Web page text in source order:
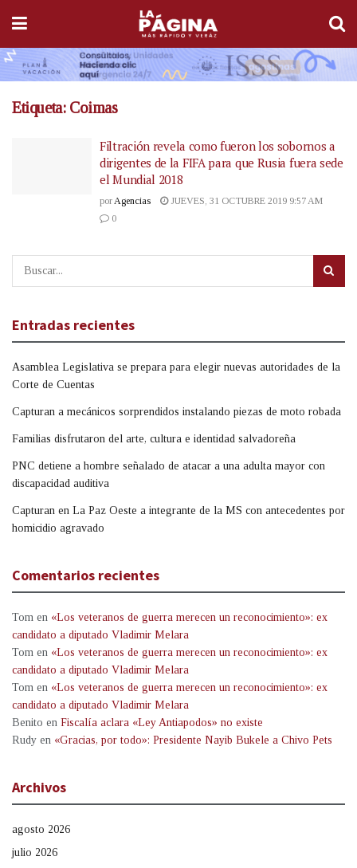
Etiqueta: Coimas
Filtración revela como fueron los sobornos a
dirigentes de la FIFA para que Rusia fuera sede
el Mundial 2018
por Agencias
JUEVES, 31 OCTUBRE 2019 9:57 AM
0
Entradas recientes
Asamblea Legislativa se prepara para elegir nuevas autoridades de la
Corte de Cuentas
Capturan a mecánicos sorprendidos instalando piezas de moto robada
Familias disfrutaron del arte, cultura e identidad salvadoreña
PNC detiene a hombre señalado de atacar a una adulta mayor con
discapacidad auditiva
Capturan en La Paz Oeste a integrante de la MS con antecedentes por
homicidio agravado
Comentarios recientes
Tom en «Los veteranos de guerra merecen un reconocimiento»: ex
candidato a diputado Vladimir Melara
Tom en «Los veteranos de guerra merecen un reconocimiento»: ex
candidato a diputado Vladimir Melara
Tom en «Los veteranos de guerra merecen un reconocimiento»: ex
candidato a diputado Vladimir Melara
Benito en Fiscalía aclara «Ley Antiapodos» no existe
Rudy en «Gracias, por todo»: Presidente Nayib Bukele a Chivo Pets
Archivos
agosto 2026
julio 2026